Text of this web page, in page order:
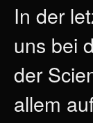
In der
uns bei
der
allem